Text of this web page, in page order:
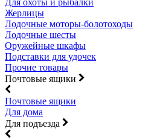
Для охоты и рыбалки
Жерлицы
Лодочные моторы-болотоходы
Лодочные шесты
Оружейные шкафы
Подставки для удочек
Прочие товары
Почтовые ящики
Почтовые ящики
Для дома
Для подъезда